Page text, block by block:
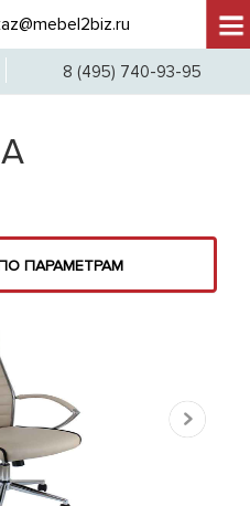
+7
8 (495) 740-93-95
ПАРАМЕТРАМ